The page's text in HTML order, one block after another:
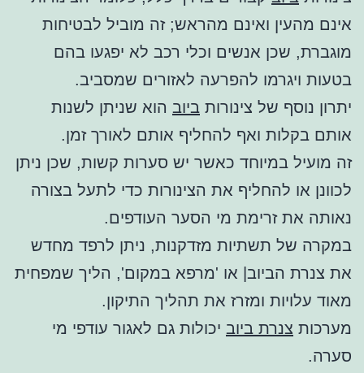
אינם מהעין ואינם מהראש; זה מוביל לבטיחות
מוגברת, שכן אנשים וכלי רכב לא יפגעו בהם
בטעות ויגרמו להפרעה לאזורים שמסביב.
יתרון נוסף של צינורות ביוב הוא שניתן לשנות
אותם בקלות ואף להחליף אותם לאורך זמן.
זה מועיל במיוחד כאשר יש סערות קשות, שכן ניתן
לכוונן או להחליף את הצינורות כדי לתעל בצורה
נאותה את זרימת מי הסער העודפים.
במקרה של תשתיות מזדקנות, ניתן לרפד מחדש
את צנרת הביוב| או 'מרפא במקום', הליך שמפחית
מאוד עלויות ומזרז את תהליך התיקון.
מערכות צנרת ביוב יכולות גם לאגור עודפי מי
סערה.